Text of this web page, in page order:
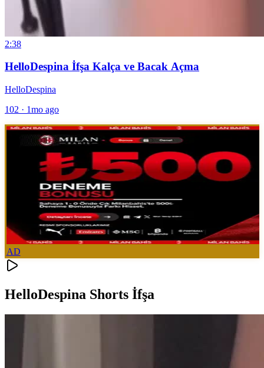
2:38
HelloDespina İfşa Kalça ve Bacak Açma
HelloDespina
102 · 1mo ago
AD
HelloDespina Shorts İfşa